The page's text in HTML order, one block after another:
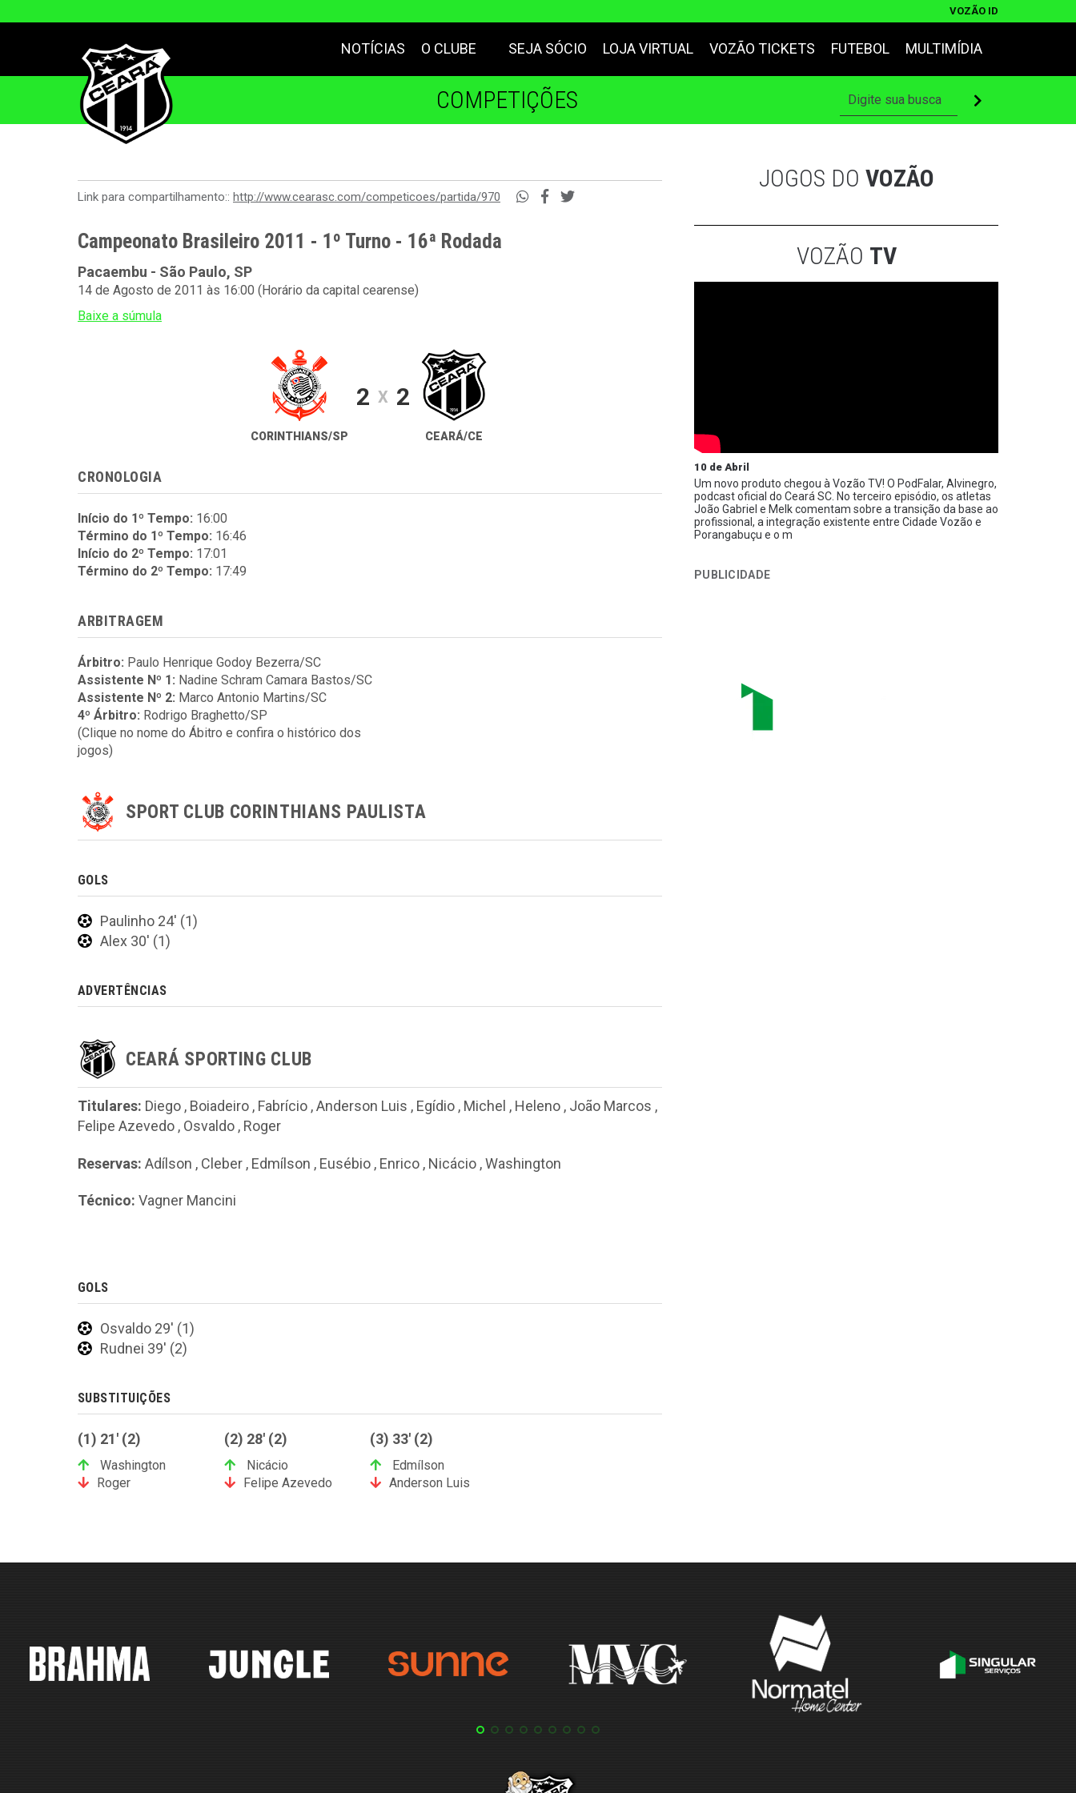
VOZÃO ID
NOTÍCIAS O CLUBE SEJA SÓCIO LOJA VIRTUAL VOZÃO TICKETS FUTEBOL MULTIMÍDIA
COMPETIÇÕES
Link para compartilhamento:: http://www.cearasc.com/competicoes/partida/970
Campeonato Brasileiro 2011 - 1º Turno - 16ª Rodada
Pacaembu - São Paulo, SP
14 de Agosto de 2011 às 16:00 (Horário da capital cearense)
Baixe a súmula
CORINTHIANS/SP
2 X 2
CEARÁ/CE
CRONOLOGIA
Início do 1º Tempo: 16:00
Término do 1º Tempo: 16:46
Início do 2º Tempo: 17:01
Término do 2º Tempo: 17:49
ARBITRAGEM
Árbitro: Paulo Henrique Godoy Bezerra/SC
Assistente Nº 1: Nadine Schram Camara Bastos/SC
Assistente Nº 2: Marco Antonio Martins/SC
4º Árbitro: Rodrigo Braghetto/SP
(Clique no nome do Ábitro e confira o histórico dos
jogos)
SPORT CLUB CORINTHIANS PAULISTA
GOLS
Paulinho 24' (1)
Alex 30' (1)
ADVERTÊNCIAS
CEARÁ SPORTING CLUB
Titulares: Diego , Boiadeiro , Fabrício ,Anderson Luis , Egídio , Michel , Heleno , João Marcos ,
Felipe Azevedo , Osvaldo , Roger
Reservas: Adílson , Cleber , Edmílson , Eusébio , Enrico , Nicácio ,Washington
Técnico: Vagner Mancini
GOLS
Osvaldo 29' (1)
Rudnei 39' (2)
SUBSTITUIÇÕES
(1) 21' (2)
Washington
Roger
(2) 28' (2)
Nicácio
Felipe Azevedo
(3) 33' (2)
Edmílson
Anderson Luis
JOGOS DO VOZÃO
VOZÃO TV
10 de Abril
Um novo produto chegou à Vozão TV! O PodFalar, Alvinegro,
podcast oficial do Ceará SC. No terceiro episódio, os atletas
João Gabriel e Melk comentam sobre a transição da base ao
profissional, a integração existente entre Cidade Vozão e
Porangabuçu e o m
PUBLICIDADE